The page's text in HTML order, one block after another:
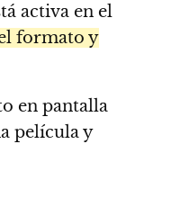
activa en el
formato y
en pantalla
película y